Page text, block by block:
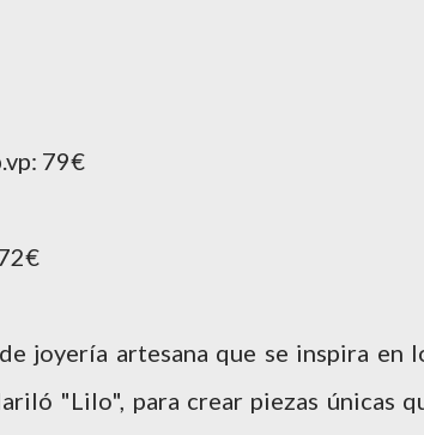
79€
joyería artesana que se inspira en
"Lilo", para crear piezas únicas